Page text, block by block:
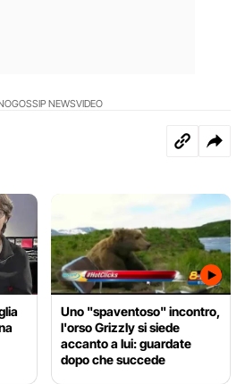
GOSSIP NEWSVIDEO
Uno "spaventoso" incontro,
l'orso Grizzly si siede
accanto a lui: guardate
dopo che succede